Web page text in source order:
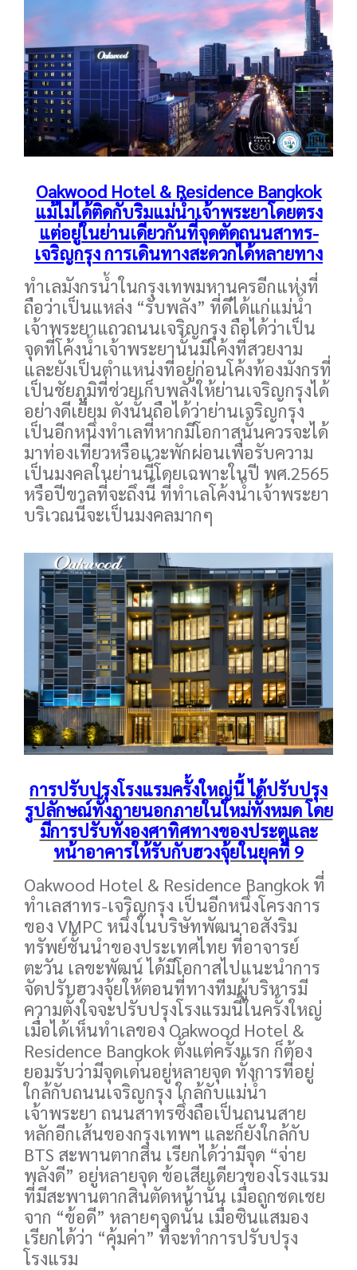
Oakwood Hotel & Residence Bangkok
แม้ไม่ได้ติดกับริมแม่น้ำเจ้าพระยาโดยตรง
แต่อยู่ในย่านเดียวกันที่จุดตัดถนนสาทร-
เจริญกรุง การเดินทางสะดวกได้หลายทาง
ทำเลมังกรน้ำในกรุงเทพมหานครอีกแห่งที่
ถือว่าเป็นแหล่ง “รับพลัง” ที่ดีได้แก่แม่น้ำ
เจ้าพระยาแถวถนนเจริญกรุง ถือได้ว่าเป็น
จุดที่โค้งน้ำเจ้าพระยานั้นมีโค้งที่สวยงาม
และยังเป็นตำแหน่งที่อยู่ก่อนโค้งท้องมังกรที่
เป็นชัยภูมิที่ช่วยเก็บพลังให้ย่านเจริญกรุงได้
อย่างดีเยี่ยม ดังนั้นถือได้ว่าย่านเจริญกรุง
เป็นอีกหนึ่งทำเลที่หากมีโอกาสนั้นควรจะได้
มาท่องเที่ยวหรือแวะพักผ่อนเพื่อรับความ
เป็นมงคลในย่านนี้โดยเฉพาะในปี พศ.2565
หรือปีขาลที่จะถึงนี้ ที่ทำเลโค้งน้ำเจ้าพระยา
บริเวณนี้จะเป็นมงคลมากๆ
การปรับปรุงโรงแรมครั้งใหญ่นี้ ได้ปรับปรุง
รูปลักษณ์ทั้งภายนอกภายในใหม่ทั้งหมด โดย
มีการปรับทั้งองศาทิศทางของประตูและ
หน้าอาคารให้รับกับฮวงจุ้ยในยุคที่ 9
Oakwood Hotel & Residence Bangkok ที่
ทำเลสาทร-เจริญกรุง เป็นอีกหนึ่งโครงการ
ของ VMPC หนึ่งในบริษัทพัฒนาอสังริม
ทรัพย์ชั้นนำของประเทศไทย ที่อาจารย์
ตะวัน เลขะพัฒน์ ได้มีโอกาสไปแนะนำการ
จัดปรับฮวงจุ้ยให้ตอนที่ทางทีมผู้บริหารมี
ความตั้งใจจะปรับปรุงโรงแรมนี้ในครั้งใหญ่
เมื่อได้เห็นทำเลของ Oakwood Hotel &
Residence Bangkok ตั้งแต่ครั้งแรก ก็ต้อง
ยอมรับว่ามีจุดเด่นอยู่หลายจุด ทั้งการที่อยู่
ใกล้กับถนนเจริญกรุง ใกล้กับแม่น้ำ
เจ้าพระยา ถนนสาทรซึ่งถือเป็นถนนสาย
หลักอีกเส้นของกรุงเทพฯ และก็ยังใกล้กับ
BTS สะพานตากสิน เรียกได้ว่ามีจุด “จ่าย
พลังดี” อยู่หลายจุด ข้อเสียเดียวของโรงแรม
ที่มีสะพานตากสินตัดหน้านั้น เมื่อถูกชดเชย
จาก “ข้อดี” หลายๆจุดนั้น เมื่อซินแสมอง
เรียกได้ว่า “คุ้มค่า” ที่จะทำการปรับปรุง
โรงแรม